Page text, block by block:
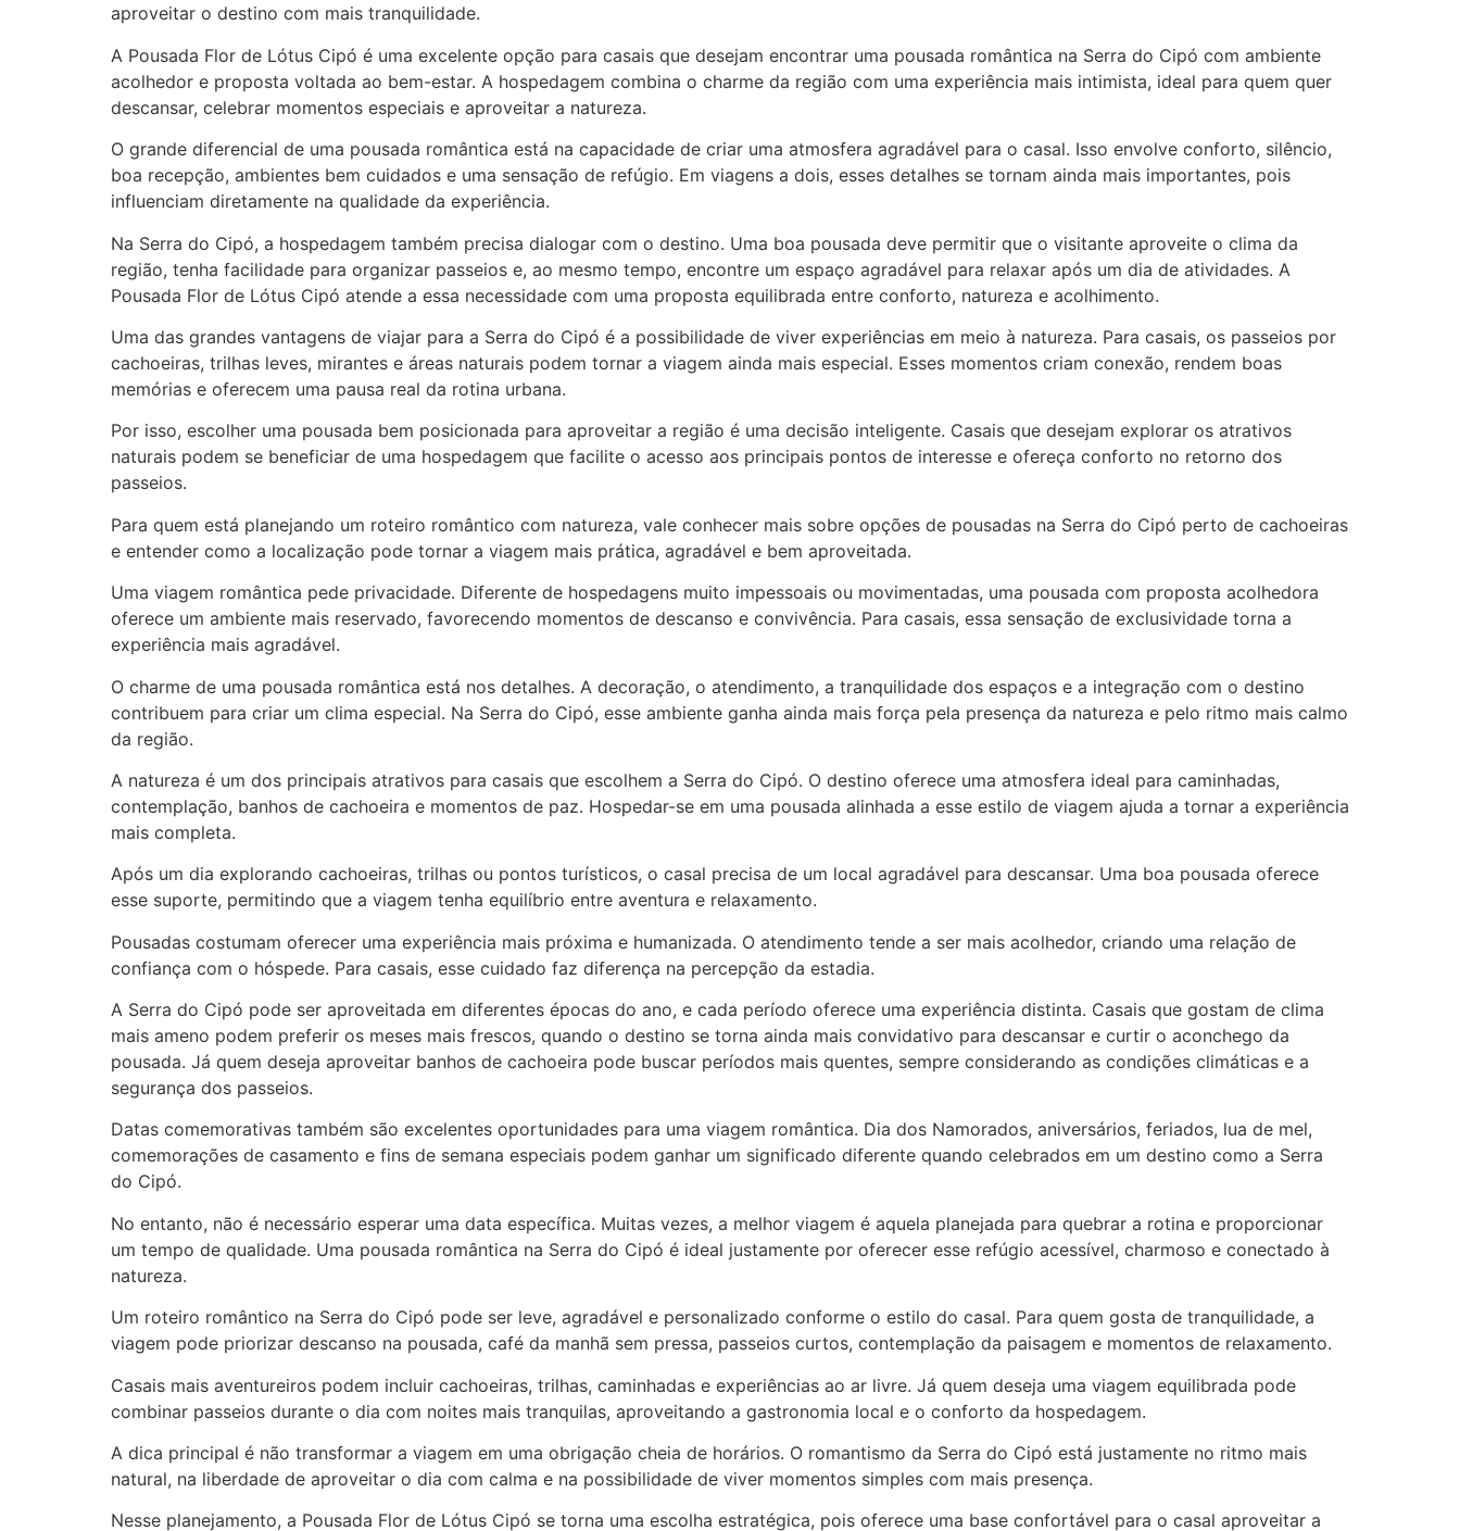
aproveitar o destino com mais tranquilidade.
A Pousada Flor de Lótus Cipó é uma excelente opção para casais que desejam encontrar uma pousada romântica na Serra do Cipó com ambiente
acolhedor e proposta voltada ao bem-estar. A hospedagem combina o charme da região com uma experiência mais intimista, ideal para quem quer
descansar, celebrar momentos especiais e aproveitar a natureza.
O grande diferencial de uma pousada romântica está na capacidade de criar uma atmosfera agradável para o casal. Isso envolve conforto, silêncio,
boa recepção, ambientes bem cuidados e uma sensação de refúgio. Em viagens a dois, esses detalhes se tornam ainda mais importantes, pois
influenciam diretamente na qualidade da experiência.
Na Serra do Cipó, a hospedagem também precisa dialogar com o destino. Uma boa pousada deve permitir que o visitante aproveite o clima da
região, tenha facilidade para organizar passeios e, ao mesmo tempo, encontre um espaço agradável para relaxar após um dia de atividades. A
Pousada Flor de Lótus Cipó atende a essa necessidade com uma proposta equilibrada entre conforto, natureza e acolhimento.
Uma das grandes vantagens de viajar para a Serra do Cipó é a possibilidade de viver experiências em meio à natureza. Para casais, os passeios por
cachoeiras, trilhas leves, mirantes e áreas naturais podem tornar a viagem ainda mais especial. Esses momentos criam conexão, rendem boas
memórias e oferecem uma pausa real da rotina urbana.
Por isso, escolher uma pousada bem posicionada para aproveitar a região é uma decisão inteligente. Casais que desejam explorar os atrativos
naturais podem se beneficiar de uma hospedagem que facilite o acesso aos principais pontos de interesse e ofereça conforto no retorno dos
passeios.
Para quem está planejando um roteiro romântico com natureza, vale conhecer mais sobre opções de pousadas na Serra do Cipó perto de cachoeiras
e entender como a localização pode tornar a viagem mais prática, agradável e bem aproveitada.
Uma viagem romântica pede privacidade. Diferente de hospedagens muito impessoais ou movimentadas, uma pousada com proposta acolhedora
oferece um ambiente mais reservado, favorecendo momentos de descanso e convivência. Para casais, essa sensação de exclusividade torna a
experiência mais agradável.
O charme de uma pousada romântica está nos detalhes. A decoração, o atendimento, a tranquilidade dos espaços e a integração com o destino
contribuem para criar um clima especial. Na Serra do Cipó, esse ambiente ganha ainda mais força pela presença da natureza e pelo ritmo mais calmo
da região.
A natureza é um dos principais atrativos para casais que escolhem a Serra do Cipó. O destino oferece uma atmosfera ideal para caminhadas,
contemplação, banhos de cachoeira e momentos de paz. Hospedar-se em uma pousada alinhada a esse estilo de viagem ajuda a tornar a experiência
mais completa.
Após um dia explorando cachoeiras, trilhas ou pontos turísticos, o casal precisa de um local agradável para descansar. Uma boa pousada oferece
esse suporte, permitindo que a viagem tenha equilíbrio entre aventura e relaxamento.
Pousadas costumam oferecer uma experiência mais próxima e humanizada. O atendimento tende a ser mais acolhedor, criando uma relação de
confiança com o hóspede. Para casais, esse cuidado faz diferença na percepção da estadia.
A Serra do Cipó pode ser aproveitada em diferentes épocas do ano, e cada período oferece uma experiência distinta. Casais que gostam de clima
mais ameno podem preferir os meses mais frescos, quando o destino se torna ainda mais convidativo para descansar e curtir o aconchego da
pousada. Já quem deseja aproveitar banhos de cachoeira pode buscar períodos mais quentes, sempre considerando as condições climáticas e a
segurança dos passeios.
Datas comemorativas também são excelentes oportunidades para uma viagem romântica. Dia dos Namorados, aniversários, feriados, lua de mel,
comemorações de casamento e fins de semana especiais podem ganhar um significado diferente quando celebrados em um destino como a Serra
do Cipó.
No entanto, não é necessário esperar uma data específica. Muitas vezes, a melhor viagem é aquela planejada para quebrar a rotina e proporcionar
um tempo de qualidade. Uma pousada romântica na Serra do Cipó é ideal justamente por oferecer esse refúgio acessível, charmoso e conectado à
natureza.
Um roteiro romântico na Serra do Cipó pode ser leve, agradável e personalizado conforme o estilo do casal. Para quem gosta de tranquilidade, a
viagem pode priorizar descanso na pousada, café da manhã sem pressa, passeios curtos, contemplação da paisagem e momentos de relaxamento.
Casais mais aventureiros podem incluir cachoeiras, trilhas, caminhadas e experiências ao ar livre. Já quem deseja uma viagem equilibrada pode
combinar passeios durante o dia com noites mais tranquilas, aproveitando a gastronomia local e o conforto da hospedagem.
A dica principal é não transformar a viagem em uma obrigação cheia de horários. O romantismo da Serra do Cipó está justamente no ritmo mais
natural, na liberdade de aproveitar o dia com calma e na possibilidade de viver momentos simples com mais presença.
Nesse planejamento, a Pousada Flor de Lótus Cipó se torna uma escolha estratégica, pois oferece uma base confortável para o casal aproveitar a